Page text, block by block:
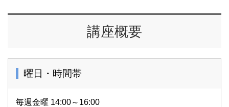
講座概要
曜日・時間帯
毎週金曜 14:00～16:00